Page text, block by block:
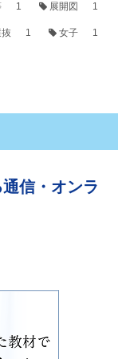
1 展開図 1
1 女子 1
信・オンラ